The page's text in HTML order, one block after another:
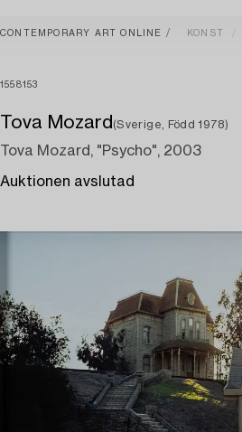
CONTEMPORARY ART ONLINE KONST
1558153
Tova Mozard (Sverige, Född 1978)
Tova Mozard, "Psycho", 2003
Auktionen avslutad